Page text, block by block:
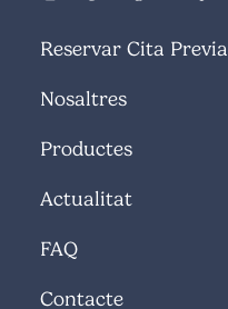
Reservar Cita Previa
Nosaltres
Productes
Actualitat
FAQ
Contacte